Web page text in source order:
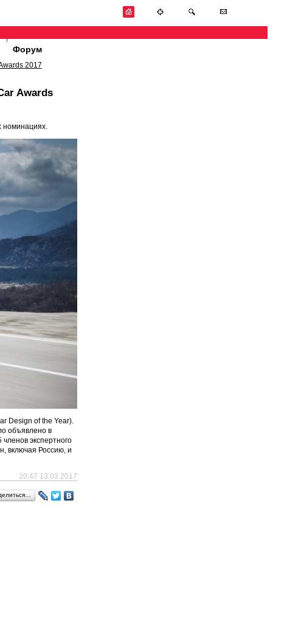
Форум
2017
Awards
номинациях.
Design of the Year).
объявлено в
экспертного
включая Россию, и
20:47 13.03.2017